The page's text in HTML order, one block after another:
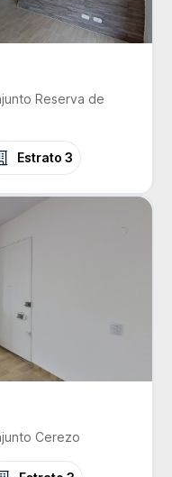
Reserva de
Estrato 3
Cerezo